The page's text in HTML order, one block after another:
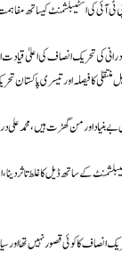
ٹی آئی کی اسٹیبلشمنٹ کیساتھ
میں ایک محمد علی درانی کی تحریک
منتقلی کا فیصلہ اور تیسری
اور من گھڑت ہیں، محمد علی
کے ساتھ ڈیل کا غلط تاثر دینا ،
کا کوئی قصور نہیں تھا اور